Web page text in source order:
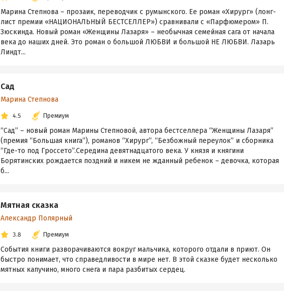
Марина Степнова – прозаик, переводчик с румынского. Ее роман «Хирург» (лонг-
лист премии «НАЦИОНАЛЬНЫЙ БЕСТСЕЛЛЕР») сравнивали с «Парфюмером» П.
Зюскинда. Новый роман «Женщины Лазаря» – необычная семейная сага от начала
века до наших дней. Это роман о большой ЛЮБВИ и большой НЕ ЛЮБВИ. Лазарь
Линдт...
Сад
Марина Степнова
4.5 Премиум
“Сад” – новый роман Марины Степновой, автора бестселлера “Женщины Лазаря”
(премия “Большая книга”), романов “Хирург”, “Безбожный переулок” и сборника
“Где-то под Гроссето”.Середина девятнадцатого века. У князя и княгини
Борятинских рождается поздний и никем не жданный ребенок – девочка, которая
б...
Мятная сказка
Александр Полярный
3.8 Премиум
События книги разворачиваются вокруг мальчика, которого отдали в приют. Он
быстро понимает, что справедливости в мире нет. В этой сказке будет несколько
мятных капучино, много снега и пара разбитых сердец.